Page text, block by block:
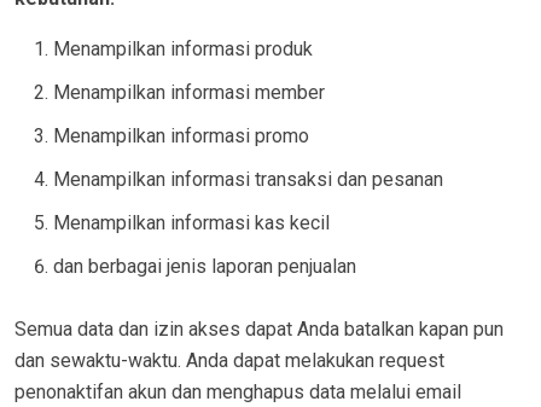
Menampilkan informasi produk
Menampilkan informasi member
Menampilkan informasi promo
Menampilkan informasi transaksi dan pesanan
Menampilkan informasi kas kecil
dan berbagai jenis laporan penjualan
Semua data dan izin akses dapat Anda batalkan kapan pun
dan sewaktu-waktu. Anda dapat melakukan request
penonaktifan akun dan menghapus data melalui email